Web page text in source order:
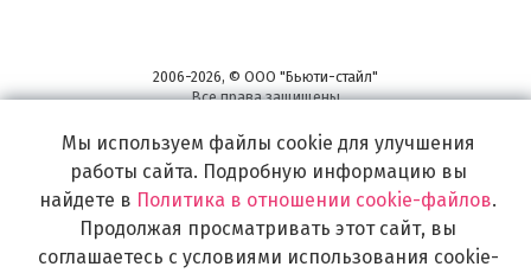
2006-2026, © ООО "Бьюти-стайл"
Все права защищены
Широкий выбор инструментов, аксессуаров и принадлежностей для
воплощения
самых изысканных и необычных идей по созданию Вашего образа и стиля.
Мы используем файлы cookie для улучшения
работы сайта. Подробную информацию вы
найдете в Политика в отношении cookie-файлов.
Продолжая просматривать этот сайт, вы
соглашаетесь с условиями использования cookie-